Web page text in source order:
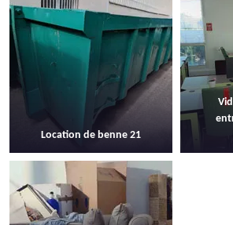
Location de benne 21